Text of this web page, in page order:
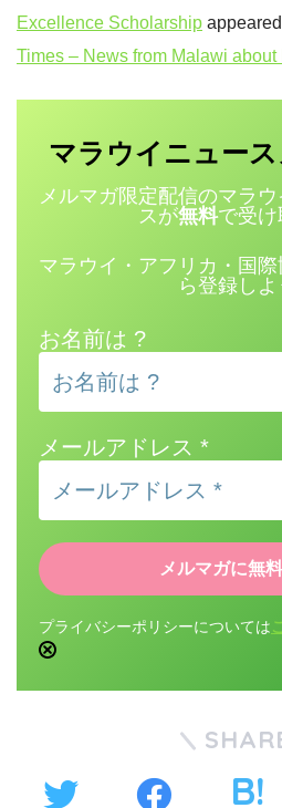
Excellence Scholarship
Times – News from Malawi about
マラウイニュース
メルマガ限定配信のマラ
スが無料で受け
マラウイ・アフリカ・国
ら登録しよ
お名前は ?
メールアドレス *
プライバシーポリシーについては